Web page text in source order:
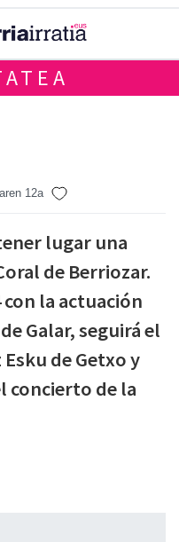
12a
lugar una
de Berriozar.
con la actuación
Galar, seguirá el
de Getxo y
concierto de la